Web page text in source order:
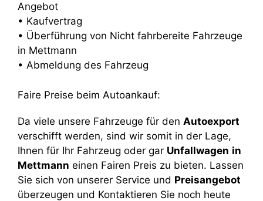
Angebot
• Kaufvertrag
• Überführung von Nicht fahrbereite Fahrzeuge
in Mettmann
• Abmeldung des Fahrzeug
Faire Preise beim Autoankauf:
Da viele unsere Fahrzeuge für den Autoexport
verschifft werden, sind wir somit in der Lage,
Ihnen für Ihr Fahrzeug oder gar Unfallwagen in
Mettmann einen Fairen Preis zu bieten. Lassen
Sie sich von unserer Service und Preisangebot
überzeugen und Kontaktieren Sie noch heute